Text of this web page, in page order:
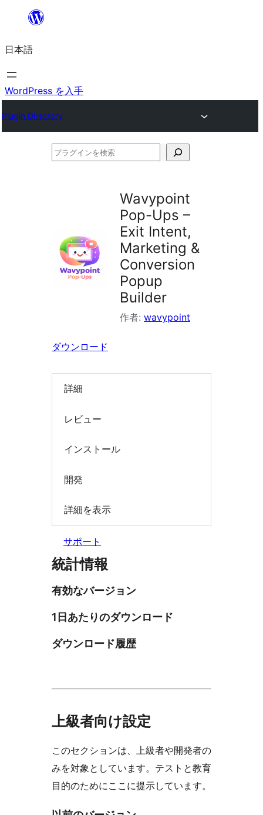
を
ス
キ
プ
日本語
WordPress を入手
Plugin Directory
プ
検
Wavypoint
Pop-Ups –
Exit Intent,
Marketing &
Conversion
Popup
Builder
作者: wavypoint
ダウンロード
詳細
レビュー
インストール
開発
詳細を表示
サポート
統計情報
有効なバージョン
1日あたりのダウンロード
ダウンロード履歴
上級者向け設定
このセクションは、上級者や開発者の
みを対象としています。テストと教育
目的のためにここに提示しています。